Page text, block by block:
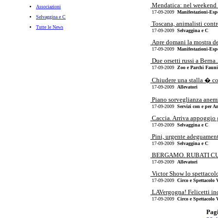
Associazioni
Selvaggina e C
Tutte le News
Mendatica: nel weekend
17-09-2009 Manifestazioni-
Toscana, animalisti
17-09-2009 Selvaggina e C
Apre domani la mostra
17-09-2009 Manifestazioni-
Due orsetti russi a
17-09-2009 Zoo e Parchi
Chiudere una stalla �
17-09-2009 Allevatori
Piano sorveglianza
17-09-2009 Servizi con e per
Caccia. Arriva appoggio
17-09-2009 Selvaggina e C
Pini, urgente
17-09-2009 Selvaggina e C
BERGAMO. RUBATI
17-09-2009 Allevatori
Victor Show lo
17-09-2009 Circo e Spettacolo
LAVergogna! Felicetti
17-09-2009 Circo e Spettacolo